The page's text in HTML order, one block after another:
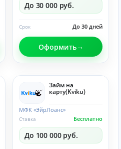
До 30 000 руб.
До 30 дней
Срок
Оформить
Займ на
карту(Kviku)
МФК «ЭйрЛоанс»
Бесплатно
Ставка
До 100 000 руб.